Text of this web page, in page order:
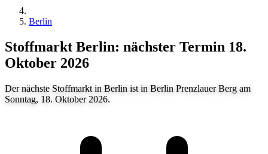
Berlin
Stoffmarkt Berlin: nächster Termin 18.
Oktober 2026
Der nächste Stoffmarkt in Berlin ist in Berlin Prenzlauer Berg am
Sonntag, 18. Oktober 2026.